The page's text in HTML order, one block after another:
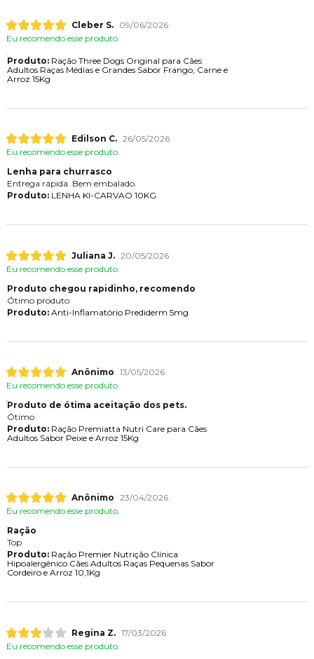
Cleber S.
09/06/2026
Eu recomendo esse produto.
Produto:Ração Three Dogs Original para Cães
Adultos Raças Médias e Grandes Sabor Frango, Carne e
Arroz 15Kg
Edilson C. 26/05/2026
Eu recomendo esse produto.
Lenha para churrasco
Entrega rápida. Bem embalado.
Produto:LENHA KI-CARVAO 10KG
Juliana J. 20/05/2026
Eu recomendo esse produto.
Produto chegou rapidinho, recomendo
Ótimo produto
Produto:Anti-Inflamatório Prediderm 5mg
Anônimo 13/05/2026
Eu recomendo esse produto.
Produto de ótima aceitação dos pets.
Ótimo
Produto:Ração Premiatta Nutri Care para Cães
Adultos Sabor Peixe e Arroz 15Kg
Anônimo 23/04/2026
Eu recomendo esse produto.
Ração
Top
Produto:Ração Premier Nutrição Clínica
Hipoalergênico Cães Adultos Raças Pequenas Sabor
Cordeiro e Arroz 10,1Kg
Regina Z. 17/03/2026
Eu recomendo esse produto.